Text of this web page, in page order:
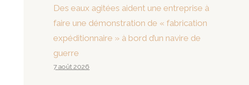
Des eaux agitées aident une entreprise à
faire une démonstration de « fabrication
expéditionnaire » à bord d’un navire de
guerre
7 août 2026